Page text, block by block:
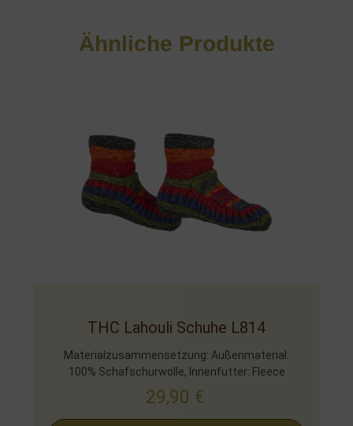
Ähnliche Produkte
THC Lahouli Schuhe L814
Materialzusammensetzung: Außenmaterial:
100% Schafschurwolle, Innenfutter: Fleece
29,90 €